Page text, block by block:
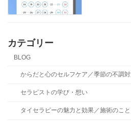
カテゴリー
BLOG
からだと心のセルフケア／季節の不調
セラピストの学び・想い
タイセラピーの魅力と効果／施術のこと